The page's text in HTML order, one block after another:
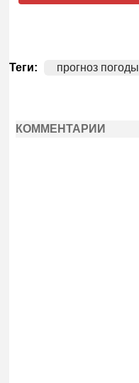
Теги: прогноз погоды
КОММЕНТАРИИ